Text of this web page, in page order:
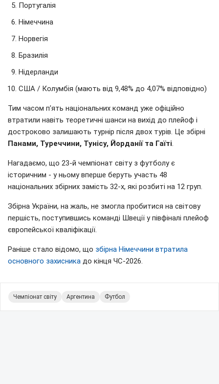
Португалія
Німеччина
Норвегія
Бразилія
Нідерланди
США / Колумбія (мають від 9,48% до 4,07% відповідно)
Тим часом п'ять національних команд уже офіційно
втратили навіть теоретичні шанси на вихід до плейоф і
достроково залишають турнір після двох турів. Це збірні
Панами, Туреччини, Тунісу, Йорданії та Гаїті
Нагадаємо, що 23-й чемпіонат світу з футболу є
історичним - у ньому вперше беруть участь 48
національних збірних замість 32-х, які розбиті на 12 груп.
Збірна України, на жаль, не змогла пробитися на світову
першість, поступившись команді Швеції у півфіналі плейоф
європейської кваліфікації.
Раніше стало відомо, що збірна Німеччини втратила
основного захисника до кінця ЧС-2026.
Чемпіонат світу Аргентина Футбол